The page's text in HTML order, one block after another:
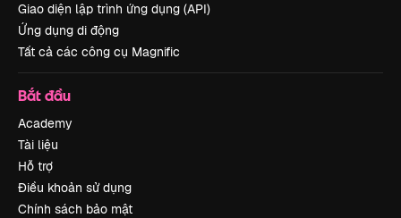
Giao diện lập trình ứng dụng (API)
Ứng dụng di động
Tất cả các công cụ Magnific
Bắt đầu
Academy
Tài liệu
Hỗ trợ
Điều khoản sử dụng
Chính sách bảo mật